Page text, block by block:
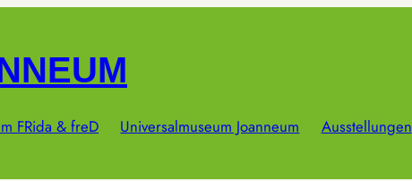
FRida & freD Universalmuseum Joanneum Ausstellungen